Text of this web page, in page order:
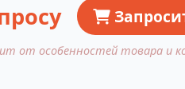
от особенностей товара и